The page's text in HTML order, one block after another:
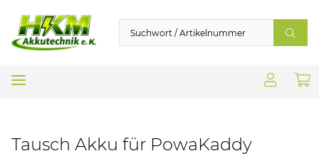
Tausch Akku für PowaKaddy